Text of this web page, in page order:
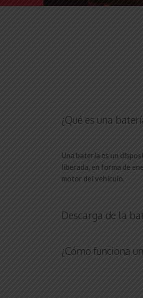
¿Qué es una
Una batería es un
liberada, en forma de
motor del vehículo.
Descarga de la
¿Cómo funciona